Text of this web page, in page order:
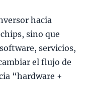
hacia
sino que
servicios,
el flujo de
“hardware +